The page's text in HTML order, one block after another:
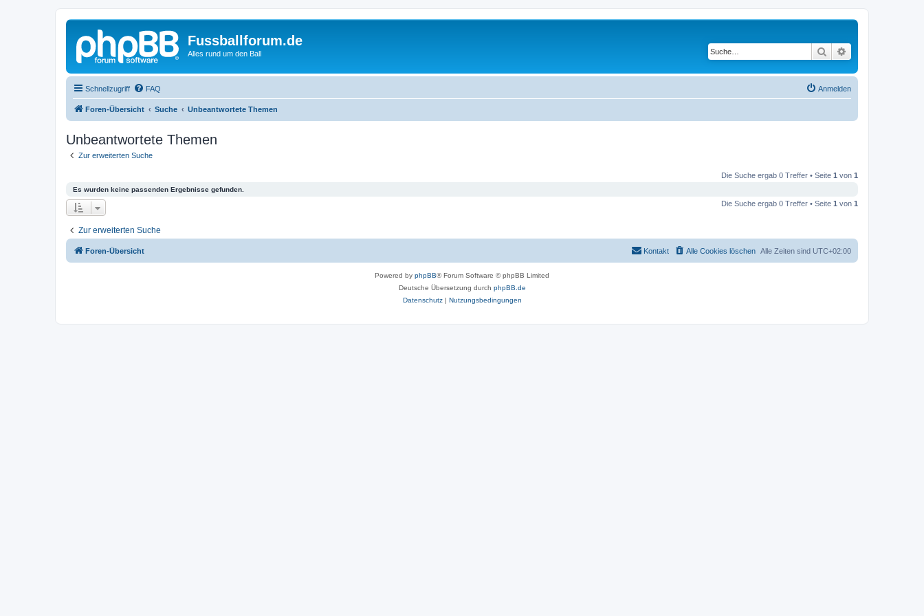
Fussballforum.de
Alles rund um den Ball Suche
Schnellzugriff FAQ Anmelden
Foren-Übersicht Suche Unbeantwortete Themen
Unbeantwortete Themen
Zur erweiterten Suche
Die Suche ergab 0 Treffer • Seite 1 von 1
Es wurden keine passenden Ergebnisse gefunden.
Die Suche ergab 0 Treffer • Seite 1 von 1
Zur erweiterten Suche
Foren-Übersicht Alle Zeiten sind UTC+02:00
Alle Cookies löschen
Kontakt
Powered by phpBB® Forum Software © phpBB Limited
Deutsche Übersetzung durch phpBB.de
Datenschutz| Nutzungsbedingungen